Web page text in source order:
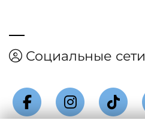
Социальные сети